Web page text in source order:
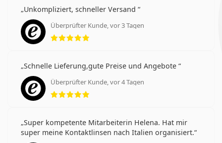
Unkompliziert, schneller Versand
Überprüfter Kunde, vor 3 Tagen
Bewertung 5 aus 5
Schnelle Lieferung,gute Preise und Angebote
Überprüfter Kunde, vor 4 Tagen
Bewertung 5 aus 5
Super kompetente Mitarbeiterin Helena. Hat mir
super meine Kontaktlinsen nach Italien organisiert.